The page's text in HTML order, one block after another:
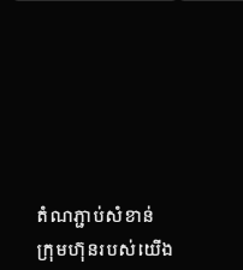
តំណភ្ជាប់សំខាន់
ក្រុមហ៊ុន​របស់​យើង